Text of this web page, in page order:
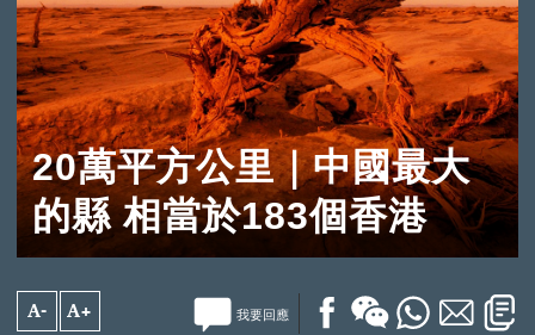
20萬平方公里｜中國最大
的縣 相當於183個香港
A- A+ 我要回應